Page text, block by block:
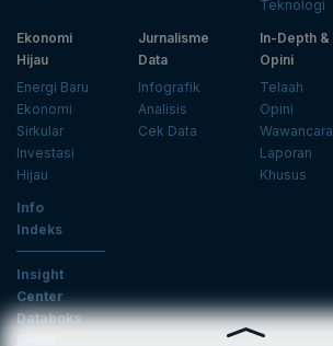
Teknologi
Ekonomi
Hijau
Energi Baru
Ekonomi
Sirkular
Investasi
Hijau
Jurnalisme
Data
Infografik
Analisis
Cek Data
In-Depth &
Opini
Telaah
Opini
Wawancara
Laporan
Khusus
Info
Indeks
Insight
Center
Databoks